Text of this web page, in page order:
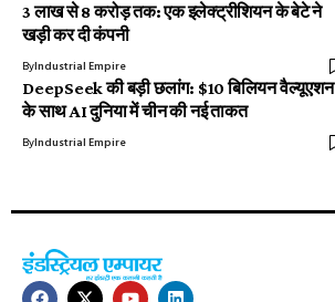
3 लाख से 8 करोड़ तक: एक इलेक्ट्रीशियन के बेटे ने
खड़ी कर दी कंपनी
ByIndustrial Empire
DeepSeek की बड़ी छलांग: $10 बिलियन वैल्यूएशन
के साथ AI दुनिया में चीन की नई ताकत
ByIndustrial Empire